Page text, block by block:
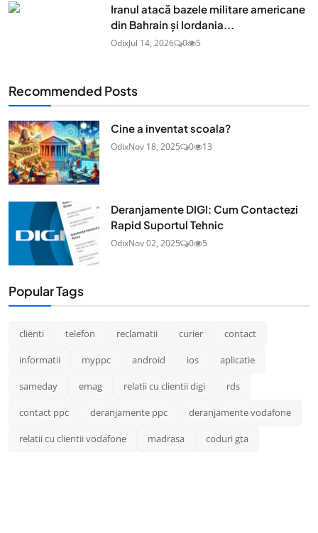
Iranul atacă bazele militare americane
din Bahrain și Iordania...
OdixJul 14, 2026 0 5
Recommended Posts
Cine a inventat scoala?
OdixNov 18, 2025 0 13
Deranjamente DIGI: Cum Contactezi
Rapid Suportul Tehnic
OdixNov 02, 2025 0 5
Popular Tags
clienti telefon reclamatii curier contact
informatii myppc android ios aplicatie
sameday emag relatii cu clientii digi rds
contact ppc deranjamente ppc deranjamente vodafone
relatii cu clientii vodafone madrasa coduri gta